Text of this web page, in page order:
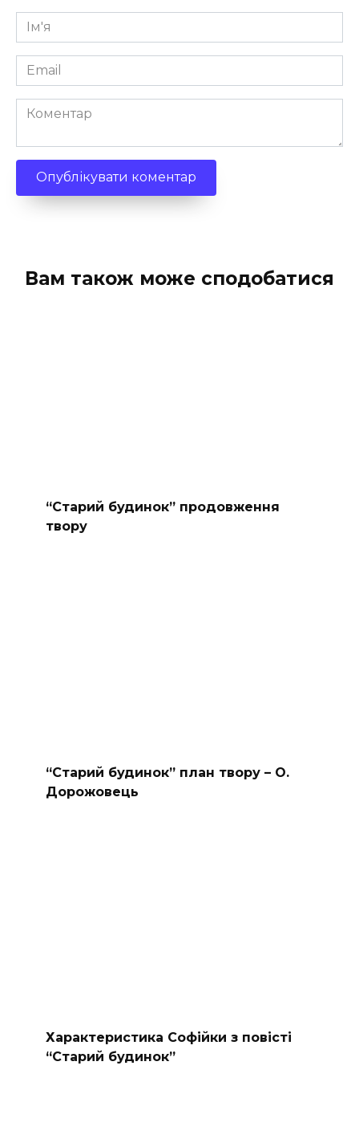
Ім'я
*
Email
*
Коментар
Вам також може сподобатися
“Старий будинок” продовження
твору
“Старий будинок” план твору – О.
Дорожовець
Характеристика Софійки з повісті
“Старий будинок”